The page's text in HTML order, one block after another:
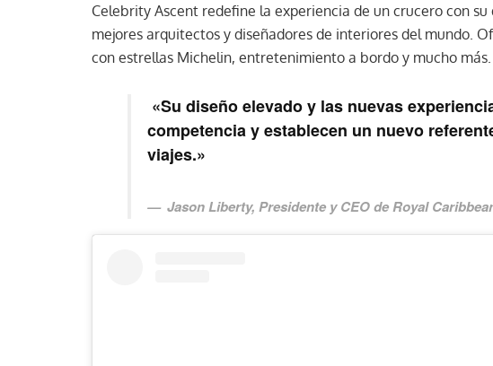
Celebrity Ascent redefine la experiencia de un crucero con
mejores arquitectos y diseñadores de interiores del mundo.
con estrellas Michelin, entretenimiento a bordo y mucho más.
«Su diseño elevado y las nuevas
competencia y establecen un nuevo
viajes.»
Jason Liberty, Presidente y CEO de Royal